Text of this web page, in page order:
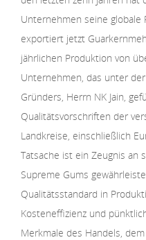
Unternehmen seine globale
exportiert jetzt
jährlichen Produktion von
Unternehmen, das unter
Gründers, Herrn NK Jain,
Qualitätsvorschriften der
Landkreise, einschließlich
Tatsache ist ein Zeugnis an
Supreme Gums
Qualitätsstandard in
Kosteneffizienz und
Merkmale des Handels,